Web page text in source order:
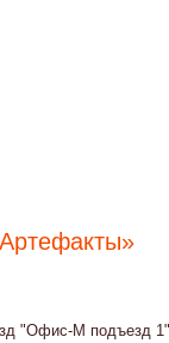
"Офис-М подъезд